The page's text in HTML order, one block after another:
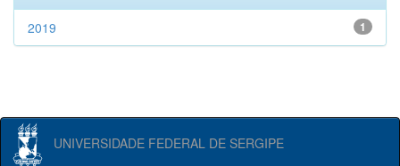
1
2019
UNIVERSIDADE FEDERAL DE SERGIPE